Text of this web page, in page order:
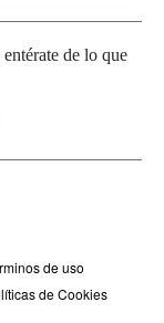
de lo que
de uso
de Cookies